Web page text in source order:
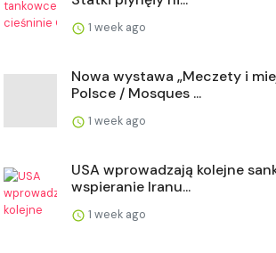
1 week ago
Nowa wystawa „Meczety i
Polsce / Mosques ...
1 week ago
USA wprowadzają kolejne
wspieranie Iranu...
1 week ago